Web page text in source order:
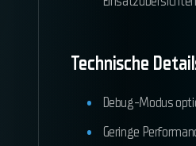
Technische
Debug-Modus
Geringe